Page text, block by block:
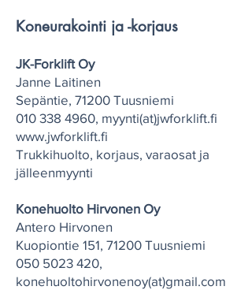
Koneurakointi ja -korjaus
JK-Forklift Oy
Janne Laitinen
Sepäntie, 71200 Tuusniemi
010 338 4960, myynti(at)jwforklift.fi
www.jwforklift.fi
Trukkihuolto, korjaus, varaosat ja
jälleenmyynti
Konehuolto Hirvonen Oy
Antero Hirvonen
Kuopiontie 151, 71200 Tuusniemi
050 5023 420,
konehuoltohirvonenoy(at)gmail.com